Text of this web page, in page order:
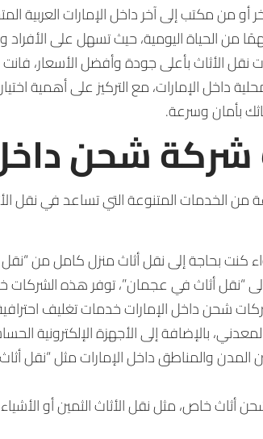
أو من مكتب إلى آخر داخل الإمارات
من الحياة اليومية، حيث تسهل على
نقل الأثاث بأعلى جودة وأفضل
داخل الإمارات، مع التركيز على أهمية
بأمان وسرعة.
شحن داخل
المتنوعة التي تساعد في نقل
كنت بحاجة إلى نقل أثاث منزل كامل من
“نقل أثاث في عجمان”، توفر هذه
شحن داخل الإمارات خدمات تغليف
بالإضافة إلى الأجهزة الإلكترونية
المدن والمناطق داخل الإمارات مثل “نقل
خاص، مثل نقل الأثاث الثمين أو الأشياء